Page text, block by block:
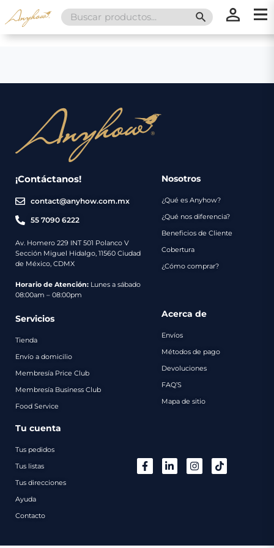
Search
for:
SEARCH
¡Contáctanos!
contact@anyhow.com.mx
55 7090 6222
Av. Homero 229 INT 501 Polanco V
Sección Miguel Hidalgo, 11560 Ciudad
de México, CDMX
Horario de Atención: Lunes a sábado
08:00am – 08:00pm
Nosotros
¿Qué es Anyhow?
¿Qué nos diferencia?
Beneficios de Cliente
Cobertura
¿Cómo comprar?
Servicios
Tienda
Envío a domicilio
Membresía Price Club
Membresía Business Club
Food Service
Acerca de
Envíos
Métodos de pago
Devoluciones
FAQ’S
Mapa de sitio
Tu cuenta
Tus pedidos
Tus listas
Tus direcciones
Ayuda
Contacto
Nosotros
Servicios
Envíos
Métodos
de
Catálogo
Regalos
Contacto